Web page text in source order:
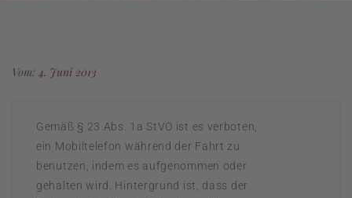
Vom: 4. Juni 2013
Gemäß § 23 Abs. 1a StVO ist es verboten,
ein Mobiltelefon während der Fahrt zu
benutzen, indem es aufgenommen oder
gehalten wird. Hintergrund ist, dass der